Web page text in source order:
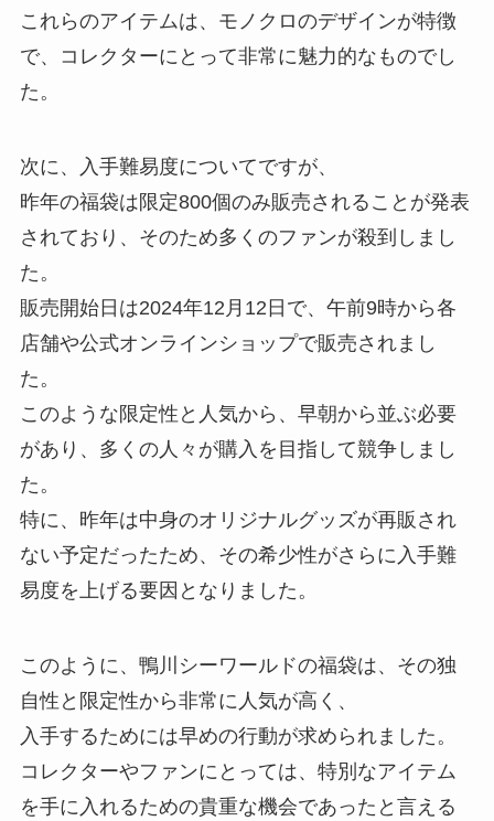
これらのアイテムは、モノクロのデザインが特徴
で、コレクターにとって非常に魅力的なものでし
た。
次に、入手難易度についてですが、
昨年の福袋は限定800個のみ販売されることが発表
されており、そのため多くのファンが殺到しまし
た。
販売開始日は2024年12月12日で、午前9時から各
店舗や公式オンラインショップで販売されまし
た。
このような限定性と人気から、早朝から並ぶ必要
があり、多くの人々が購入を目指して競争しまし
た。
特に、昨年は中身のオリジナルグッズが再販され
ない予定だったため、その希少性がさらに入手難
易度を上げる要因となりました。
このように、鴨川シーワールドの福袋は、その独
自性と限定性から非常に人気が高く、
入手するためには早めの行動が求められました。
コレクターやファンにとっては、特別なアイテム
を手に入れるための貴重な機会であったと言える